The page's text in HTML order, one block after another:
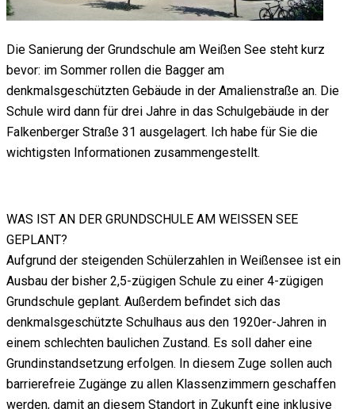
Die Sanierung der Grundschule am Weißen See steht kurz
bevor: im Sommer rollen die Bagger am
denkmalsgeschützten Gebäude in der Amalienstraße an. Die
Schule wird dann für drei Jahre in das Schulgebäude in der
Falkenberger Straße 31 ausgelagert. Ich habe für Sie die
wichtigsten Informationen zusammengestellt.
WAS IST AN DER GRUNDSCHULE AM WEISSEN SEE
GEPLANT?
Aufgrund der steigenden Schülerzahlen in Weißensee ist ein
Ausbau der bisher 2,5-zügigen Schule zu einer 4-zügigen
Grundschule geplant. Außerdem befindet sich das
denkmalsgeschützte Schulhaus aus den 1920er-Jahren in
einem schlechten baulichen Zustand. Es soll daher eine
Grundinstandsetzung erfolgen. In diesem Zuge sollen auch
barrierefreie Zugänge zu allen Klassenzimmern geschaffen
werden, damit an diesem Standort in Zukunft eine inklusive